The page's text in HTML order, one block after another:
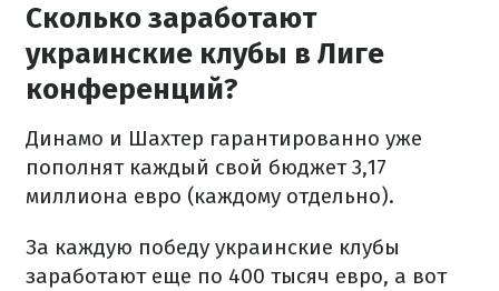
Сколько заработают
украинские клубы в Лиге
конференций?
Динамо и Шахтер гарантированно уже
пополнят каждый свой бюджет 3,17
миллиона евро (каждому отдельно).
За каждую победу украинские клубы
заработают еще по 400 тысяч евро, а вот